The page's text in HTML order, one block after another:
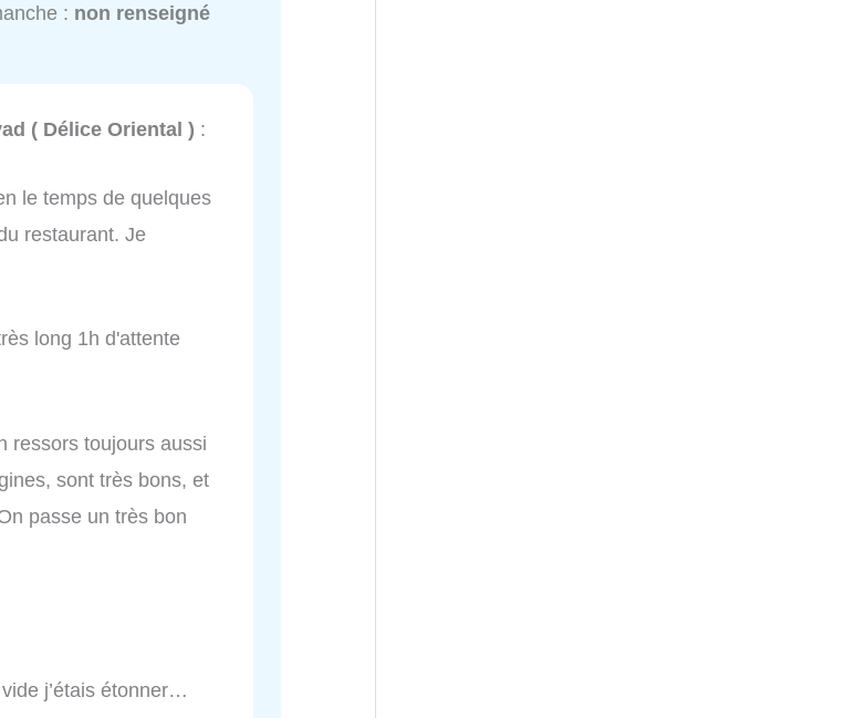
: non renseigné
( Délice Oriental ) :
le temps de quelques
restaurant. Je
long 1h d'attente
ressors toujours aussi
sont très bons, et
passe un très bon
j’étais étonner…